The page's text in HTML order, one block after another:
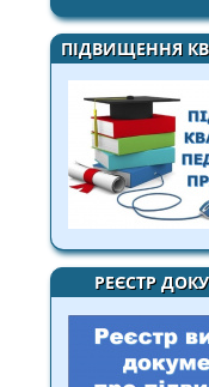
ПІДВИЩЕННЯ
РЕЄСТР